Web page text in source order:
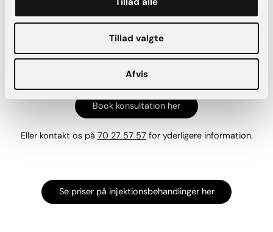
Tillad valgte
Afvis
at du får de bedste resultater fra dine behandlinger. Hvis du
har oplevet filler-migration eller overvejer en filler-
behandling, er du velkommen til at kontakte os for en
konsultation. Vi ser frem til at hjælpe dig med at opnå et
smukt og naturligt udseende.
Book konsultation her
Eller kontakt os på 70 27 57 57for yderligere information.
Se priser på injektionsbehandlinger her